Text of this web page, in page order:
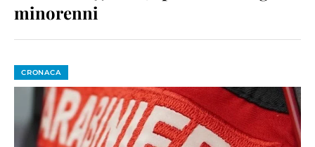
minorenni
CRONACA